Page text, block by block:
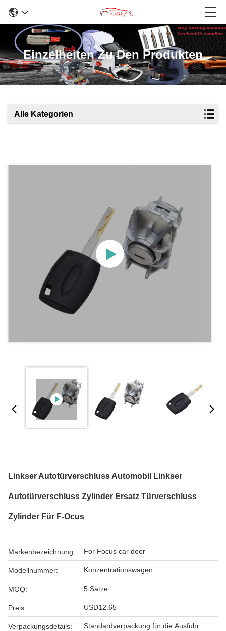
Einzelheiten Zu Den Produkten
Alle Kategorien
Linkser Autotürverschluss Automobil Linkser
Autotürverschluss Zylinder Ersatz Türverschluss
Zylinder Für F-Ocus
Markenbezeichnung: For Focus car door
Modellnummer: Konzentrationswagen
MOQ: 5 Sätze
Preis: USD12.65
Verpackungsdetails: Standardverpackung für die Ausfuhr